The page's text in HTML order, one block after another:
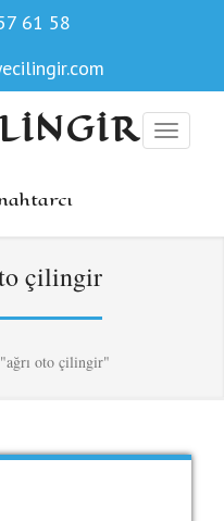
61 58
çilingir
oto çilingir"